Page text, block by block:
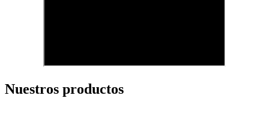
Nuestros productos